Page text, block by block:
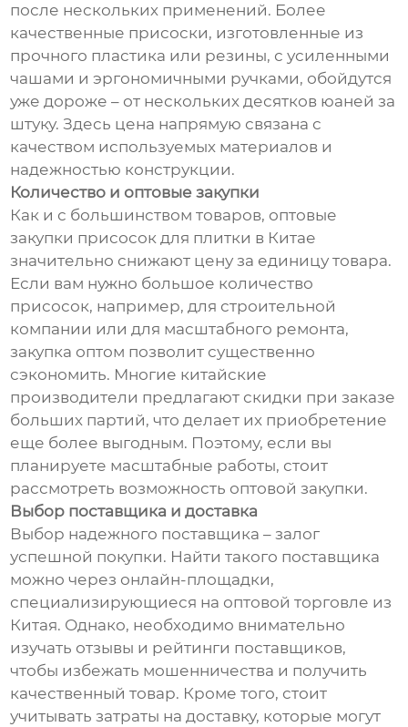
после нескольких применений. Более
качественные присоски, изготовленные из
прочного пластика или резины, с усиленными
чашами и эргономичными ручками, обойдутся
уже дороже – от нескольких десятков юаней за
штуку. Здесь цена напрямую связана с
качеством используемых материалов и
надежностью конструкции.
Количество и оптовые закупки
Как и с большинством товаров, оптовые
закупки присосок для плитки в Китае
значительно снижают цену за единицу товара.
Если вам нужно большое количество
присосок, например, для строительной
компании или для масштабного ремонта,
закупка оптом позволит существенно
сэкономить. Многие китайские
производители предлагают скидки при заказе
больших партий, что делает их приобретение
еще более выгодным. Поэтому, если вы
планируете масштабные работы, стоит
рассмотреть возможность оптовой закупки.
Выбор поставщика и доставка
Выбор надежного поставщика – залог
успешной покупки. Найти такого поставщика
можно через онлайн-площадки,
специализирующиеся на оптовой торговле из
Китая. Однако, необходимо внимательно
изучать отзывы и рейтинги поставщиков,
чтобы избежать мошенничества и получить
качественный товар. Кроме того, стоит
учитывать затраты на доставку, которые могут